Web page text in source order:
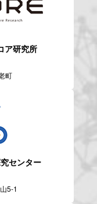
ア研究所
町
センター
5-1